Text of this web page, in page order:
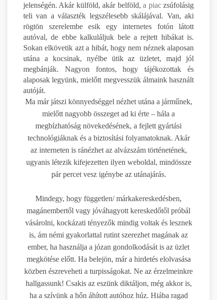
jelenségén. Akár külföld, akár belföld,a piaczsúfolásig
teli van a választék legszélesebb skálájával. Van, aki
rögtön szerelembe esik egy internetes fotón látott
autóval, de ebbe kalkuláljuk bele a rejtett hibákat is.
Sokan elkövetik azt a hibát, hogy nem néznek alaposan
utána a kocsinak, nyélbe ütik az üzletet, majd jól
megbánják. Nagyon fontos, hogy tájékozottak és
alaposak legyünk, mielőtt megvesszük álmaink használt
autóját.
Ma már játszi könnyedséggel nézhet utána a járműnek,
mielőtt nagyobb összeget ad ki érte – hála a
megbízhatóság növekedésének, a fejlett gyártási
technológiáknak és a biztosítási folyamatoknak. Akár
az interneten is ránézhet az alvázszám történetének,
ugyanis létezik kifejezetten ilyen weboldal, mindössze
pár percet vesz igénybe az utánajárás.
Mindegy, hogy független/ márkakereskedésben,
magánembertől vagy jóváhagyott kereskedőtől próbál
vásárolni, kockázati tényezők mindig voltak és lesznek
is, ám némi gyakorlattal rutint szerezhet magának az
ember, ha használja a józan gondolkodását is az üzlet
megkötése előtt. Ha belejön, már a hirdetés elolvasása
közben észreveheti a turpisságokat. Ne az érzelmeinkre
hallgassunk! Csakis az eszünk diktáljon, még akkor is,
ha a szívünk a hőn áhított autóhoz húz. Hiába ragad